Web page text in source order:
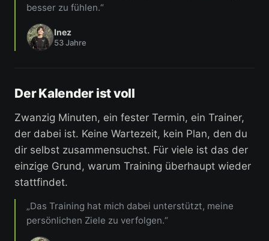
besser zu fühlen.“
Inez
53 Jahre
Der Kalender ist voll
Zwanzig Minuten, ein fester Termin, ein Trainer,
der dabei ist. Keine Wartezeit, kein Plan, den du
dir selbst zusammensuchst. Für viele ist das der
einzige Grund, warum Training überhaupt wieder
stattfindet.
„Das Training hat mich dabei unterstützt, meine
persönlichen Ziele zu verfolgen.“